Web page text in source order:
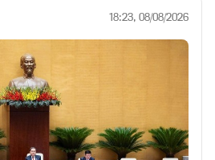
18:23, 08/08/2026